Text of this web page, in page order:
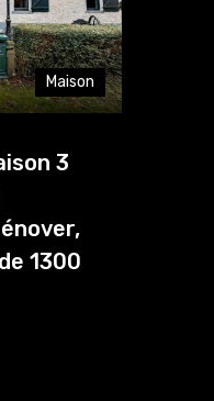
Maison
3
1300